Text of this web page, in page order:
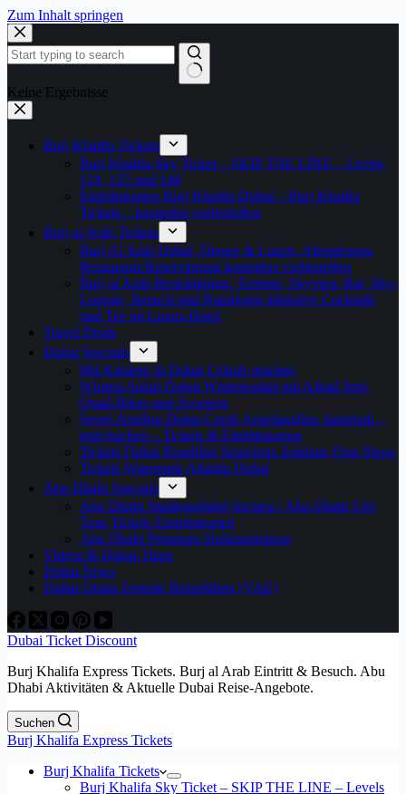
Zum Inhalt springen
Keine Ergebnisse
Burj Khalifa Tickets
Burj Khalifa Sky Ticket – SKIP THE LINE – Levels
124, 125 und 148
Eintrittskarten Burj Khalifa Dubai – Burj Khalifa
Tickets – kostenlos vorbestellen
Burj al Arab Tickets
Burj Al Arab Dubai, Dinner & Lunch, Abendessen,
Restaurant-Reservierung kostenlos vorbestellen
Burj al Arab Besichtigung, Teatime, Skyview Bar, Sky-
Lounge, Besuch und Rundgang inklusive Cocktails
und Tee im Luxus-Hotel
Travel Deals
Dubai Specials
Mit Kindern in Dubai Urlaub machen
Wüsten-Safari Dubai Wüstensafari mit Allrad Jeep
Quad-Bikes und Scootern
Segel-Ausflug Dubai Creek Angelausflug Jumeirah –
jetzt buchen – Tickets & Eintrittskarten
Tickets Dubai Rundflug Seawings Airplane Flug Show
Tickets Waterpark Atlantis Dubai
Abu Dhabi Specials
Abu Dhabi Stadtrundfahrt buchen / Abu Dhabi City
Tour Tickets Eintrittskarten
Abu Dhabi Premium Sightseeingtour
Videos & Dubai-Tipps
Dubai News
Dubai Oman Emirate Reiseführer (VAE)
Dubai Ticket Discount
Burj Khalifa Express Tickets. Burj al Arab Eintritt & Besuch. Abu
Dhabi Aktivitäten & Aktuelle Dubai Reise-Angebote.
Suchen
Burj Khalifa Express Tickets
Burj Khalifa Tickets
Burj Khalifa Sky Ticket – SKIP THE LINE – Levels